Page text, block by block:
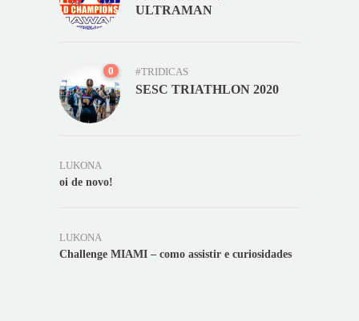
ULTRAMAN
0 #TRIDICAS
SESC TRIATHLON 2020
LUKONA
oi de novo!
LUKONA
Challenge MIAMI – como assistir e curiosidades